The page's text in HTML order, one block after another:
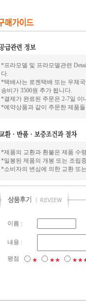
*프라모델 및 프라모델관련
다.
*택배사는 로젠택배 또는 우체
송비가 3500원 추가 됩니다.
*결제가 완료된 주문은 2-7일 이
*예약상품과 같이 주문한 제품
*제품의 교환과 환불은 제품 수
*밀봉된 제품의 개봉 또는 조립
*소비자의 변심에 의한 교환 또
이름 :
내용 :
평점 ★ ★★